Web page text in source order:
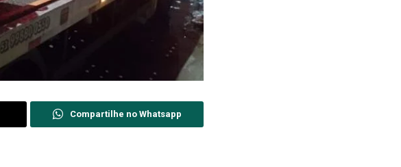
Compartilhe no Whatsapp